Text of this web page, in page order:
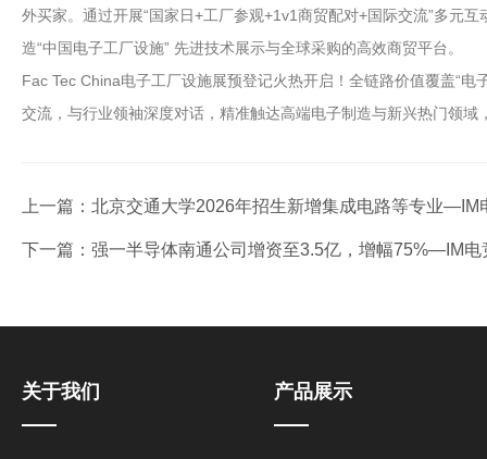
外买家。通过开展“国家日+工厂参观+1v1商贸配对+国际交流”多元
造“中国电子工厂设施” 先进技术展示与全球采购的高效商贸平台。
Fac Tec China电子工厂设施展预登记火热开启！全链路价值覆盖“
交流，与行业领袖深度对话，精准触达高端电子制造与新兴热门领
上一篇： 北京交通大学2026年招生新增集成电路等专业—IM
下一篇： 强一半导体南通公司增资至3.5亿，增幅75%—IM电
关于我们 产品展示